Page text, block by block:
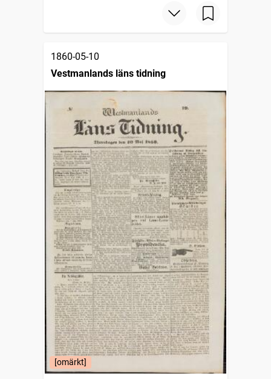
1860-05-10
Vestmanlands läns tidning
[omärkt]